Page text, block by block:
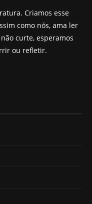
Criamos esse
como nós, ama ler
curte, esperamos
ou refletir.